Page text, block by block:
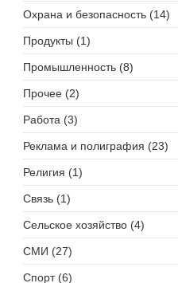
Охрана и безопасность (14)
Продукты (1)
Промышленность (8)
Прочее (2)
Работа (3)
Реклама и полиграфия (23)
Религия (1)
Связь (1)
Сельское хозяйство (4)
СМИ (27)
Спорт (6)